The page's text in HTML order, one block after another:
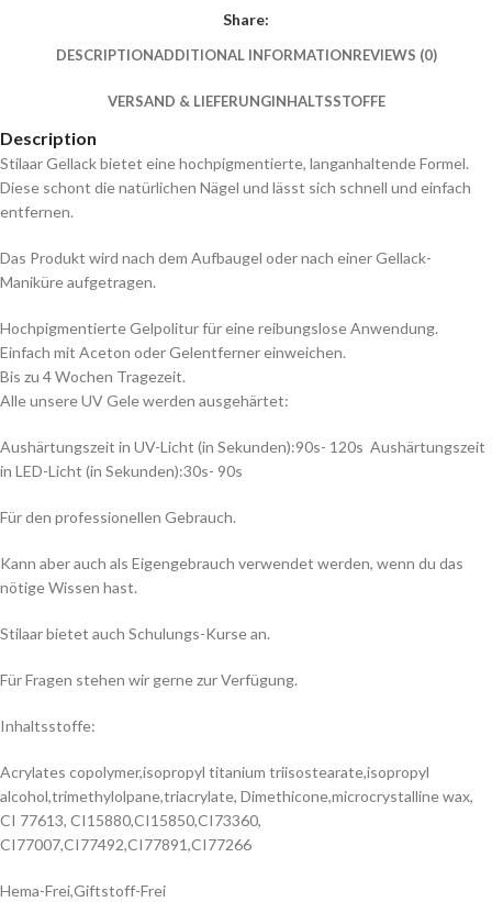
Share:
DESCRIPTIONADDITIONAL INFORMATIONREVIEWS (0)
VERSAND & LIEFERUNGINHALTSSTOFFE
Description
Stilaar Gellack bietet eine hochpigmentierte, langanhaltende Formel.
Diese schont die natürlichen Nägel und lässt sich schnell und einfach
entfernen.
Das Produkt wird nach dem Aufbaugel oder nach einer Gellack-
Maniküre aufgetragen.
Hochpigmentierte Gelpolitur für eine reibungslose Anwendung.
Einfach mit Aceton oder Gelentferner einweichen.
Bis zu 4 Wochen Tragezeit.
Alle unsere UV Gele werden ausgehärtet:
Aushärtungszeit in UV-Licht (in Sekunden):90s- 120s Aushärtungszeit
in LED-Licht (in Sekunden):30s- 90s
Für den professionellen Gebrauch.
Kann aber auch als Eigengebrauch verwendet werden, wenn du das
nötige Wissen hast.
Stilaar bietet auch Schulungs-Kurse an.
Für Fragen stehen wir gerne zur Verfügung.
Inhaltsstoffe:
Acrylates copolymer,isopropyl titanium triisostearate,isopropyl
alcohol,trimethylolpane,triacrylate, Dimethicone,microcrystalline wax,
CI 77613, CI15880,CI15850,CI73360,
CI77007,CI77492,CI77891,CI77266
Hema-Frei,Giftstoff-Frei